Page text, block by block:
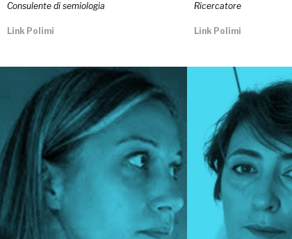
Consulente di semiologia
Link Polimi
Ricercatore
Link Polimi